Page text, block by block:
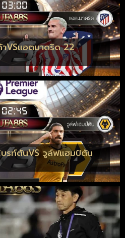
าVSแอตมาดริด 22
รท์ตันVS วูล์ฟแฮมป์ตัน